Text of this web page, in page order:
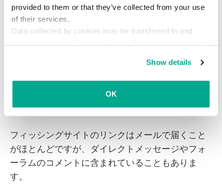
provided to them or that they’ve collected from your use
of their services.
Data collected by cookies may be transferred to and
Show details
OK
アップ表示します。
Q. フィッシングサイトに誘導されるリンクはどの
ような場所に多いのでしょうか？有名企業のサイ
トやブログサイト上のリンクであれば安心できま
A. Michael Molsner:
フィッシングサイトのリンクはメールで届くこと
がほとんどですが、ダイレクトメッセージやフォ
ーラムのコメントに含まれていることもありま
す。